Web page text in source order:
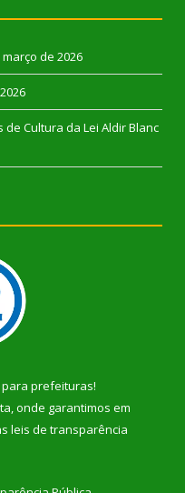
de 2026
Cultura da Lei Aldir Blanc
para prefeituras!
onde garantimos em
leis de transparência